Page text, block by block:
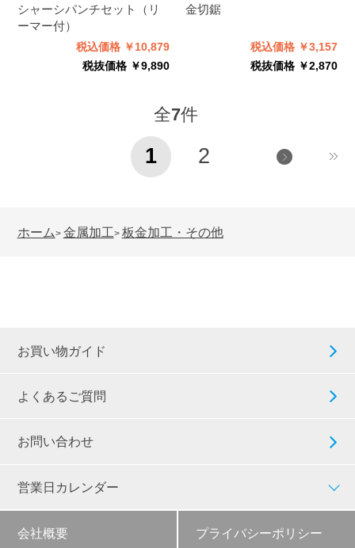
シャーシパンチセット（リ
ーマー付）
税込価格 ￥10,879
税抜価格 ￥9,890
金切鋸
税込価格 ￥3,157
税抜価格 ￥2,870
全7件
1 2
ホーム> 金属加工> 板金加工・その他
お買い物ガイド
よくあるご質問
お問い合わせ
営業日カレンダー
会社概要 プライバシーポリシー